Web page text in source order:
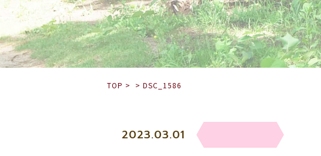
TOP > > DSC_1586
2023.03.01